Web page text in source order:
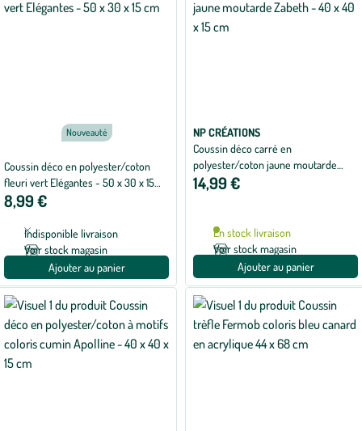
Nouveauté
Coussin déco en polyester/coton
fleuri vert Elégantes - 50 x 30 x 15
cm
8,99 €
Indisponible livraison
Voir stock magasin
Ajouter au panier
NP CRÉATIONS
Coussin déco carré en
polyester/coton jaune moutarde
Zabeth - 40 x 40 x 15 cm
14,99 €
En stock livraison
Voir stock magasin
Ajouter au panier